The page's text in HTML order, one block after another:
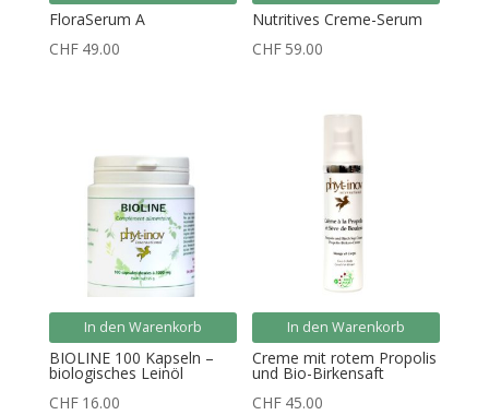
FloraSerum A
CHF 49.00
Nutritives Creme-Serum
CHF 59.00
In den Warenkorb
BIOLINE 100 Kapseln –
biologisches Leinöl
CHF 16.00
In den Warenkorb
Creme mit rotem Propolis
und Bio-Birkensaft
CHF 45.00